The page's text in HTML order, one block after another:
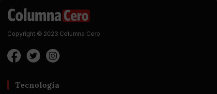
Copyright © 2023 Columna Cero
Tecnología